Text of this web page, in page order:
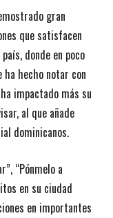
gran
que satisfacen
donde en poco
ha hecho notar con
impactado más su
al que añade
dominicanos.
“Pónmelo a
en su ciudad
en importantes